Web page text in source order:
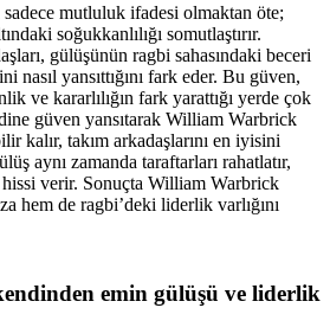
mutluluk ifadesi olmaktan öte;
soğukkanlılığı somutlaştırır.
gülüşünün ragbi sahasındaki beceri
nasıl yansıttığını fark eder. Bu güven,
ve kararlılığın fark yarattığı yerde çok
güven yansıtarak William Warbrick
kalır, takım arkadaşlarını en iyisini
aynı zamanda taraftarları rahatlatır,
verir. Sonuçta William Warbrick
hem de ragbi’deki liderlik varlığını
emin gülüşü ve liderlik